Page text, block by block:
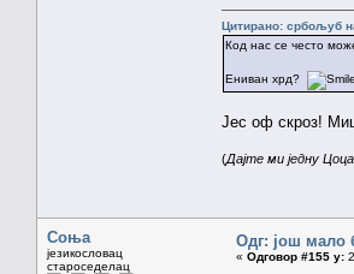
Цитирано: србољуб
Код нас се често
Ениван хрд?
Јес оф скроз!
(Дајте ми једну
Соња
језикословац
староседелац
Одг: још мало
« Одговор #155 у: